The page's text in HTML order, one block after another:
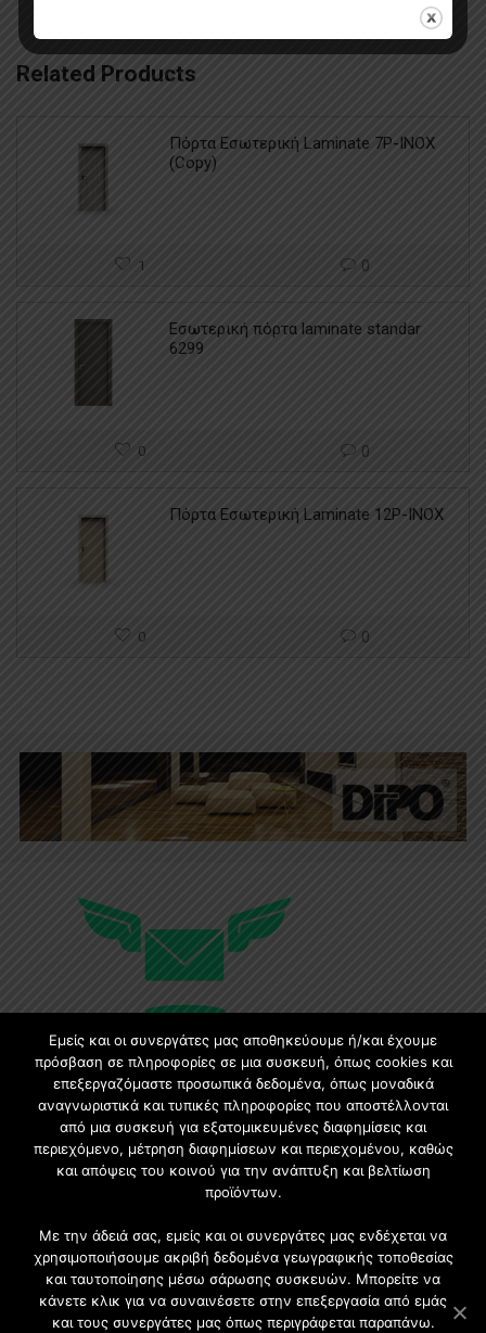
Related Products
Πόρτα Εσωτερική Laminate 7P-INOX
(Copy)
1 0
Εσωτερική πόρτα laminate standar
6299
0 0
Πόρτα Εσωτερική Laminate 12P-INOX
0 0
Εγγραφή στο Newsletter
Γίνετε μέλος της μεγαλύτερης διαδικτυακής κοινότητας, ειδικά
για αρχιτέκτονες, σχεδιαστές και λάτρεις της κατασκευής και
Εμείς και οι συνεργάτες μας αποθηκεύουμε ή/και έχουμε
πρόσβαση σε πληροφορίες σε μια συσκευή, όπως cookies και
επεξεργαζόμαστε προσωπικά δεδομένα, όπως μοναδικά
αναγνωριστικά και τυπικές πληροφορίες που αποστέλλονται
από μια συσκευή για εξατομικευμένες διαφημίσεις και
περιεχόμενο, μέτρηση διαφημίσεων και περιεχομένου, καθώς
και απόψεις του κοινού για την ανάπτυξη και βελτίωση
προϊόντων.
Με την άδειά σας, εμείς και οι συνεργάτες μας ενδέχεται να
χρησιμοποιήσουμε ακριβή δεδομένα γεωγραφικής τοποθεσίας
και ταυτοποίησης μέσω σάρωσης συσκευών. Μπορείτε να
κάνετε κλικ για να συναινέσετε στην επεξεργασία από εμάς
και τους συνεργάτες μας όπως περιγράφεται παραπάνω.